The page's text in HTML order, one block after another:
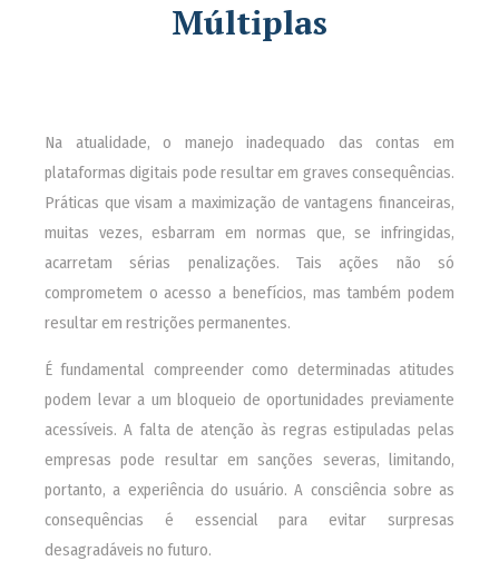
Múltiplas
Na atualidade, o manejo inadequado das contas em
plataformas digitais pode resultar em graves consequências.
Práticas que visam a maximização de vantagens financeiras,
muitas vezes, esbarram em normas que, se infringidas,
acarretam sérias penalizações. Tais ações não só
comprometem o acesso a benefícios, mas também podem
resultar em restrições permanentes.
É fundamental compreender como determinadas atitudes
podem levar a um bloqueio de oportunidades previamente
acessíveis. A falta de atenção às regras estipuladas pelas
empresas pode resultar em sanções severas, limitando,
portanto, a experiência do usuário. A consciência sobre as
consequências é essencial para evitar surpresas
desagradáveis no futuro.